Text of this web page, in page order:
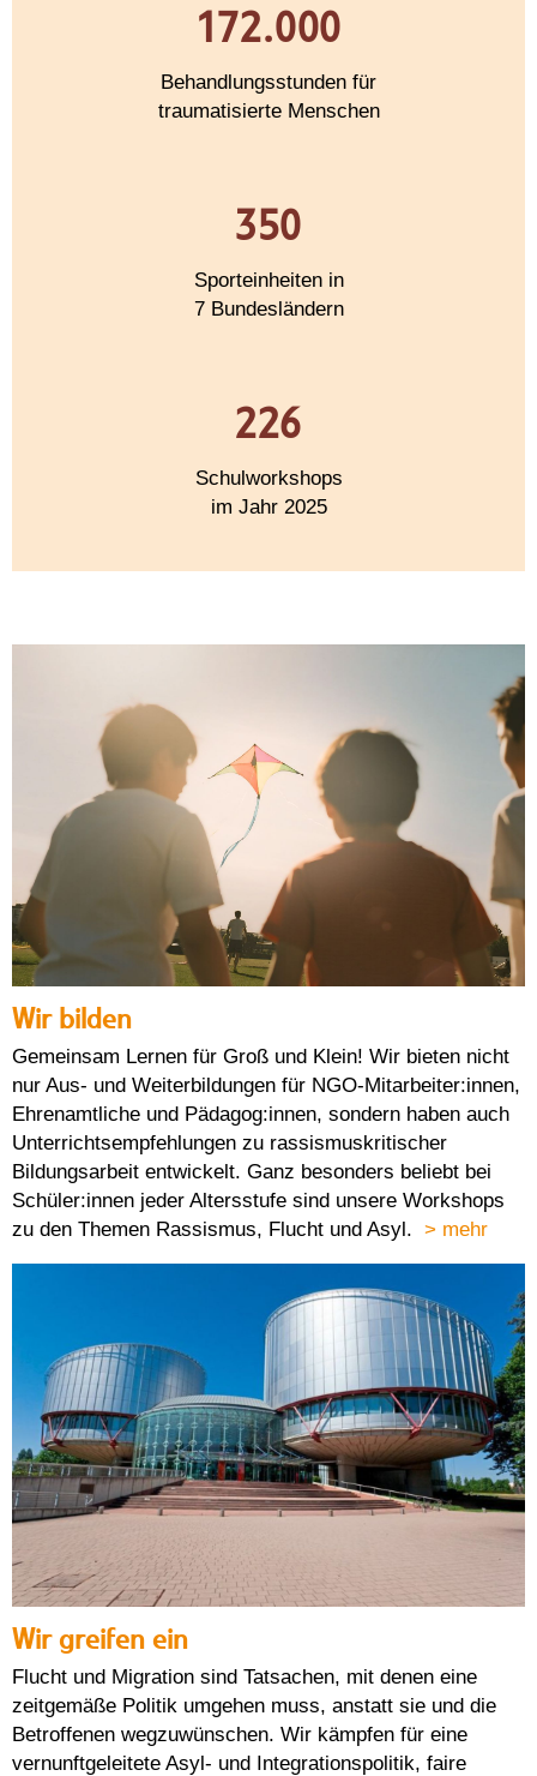
172.000
Behandlungsstunden für
traumatisierte Menschen
350
Sporteinheiten in
7 Bundesländern
226
Schulworkshops
im Jahr 2025
Wir bilden
Gemeinsam Lernen für Groß und Klein! Wir bieten nicht
nur Aus- und Weiterbildungen für NGO-Mitarbeiter:innen,
Ehrenamtliche und Pädagog:innen, sondern haben auch
Unterrichtsempfehlungen zu rassismuskritischer
Bildungsarbeit entwickelt. Ganz besonders beliebt bei
Schüler:innen jeder Altersstufe sind unsere Workshops
zu den Themen Rassismus, Flucht und Asyl. > mehr
Wir greifen ein
Flucht und Migration sind Tatsachen, mit denen eine
zeitgemäße Politik umgehen muss, anstatt sie und die
Betroffenen wegzuwünschen. Wir kämpfen für eine
vernunftgeleitete Asyl- und Integrationspolitik, faire